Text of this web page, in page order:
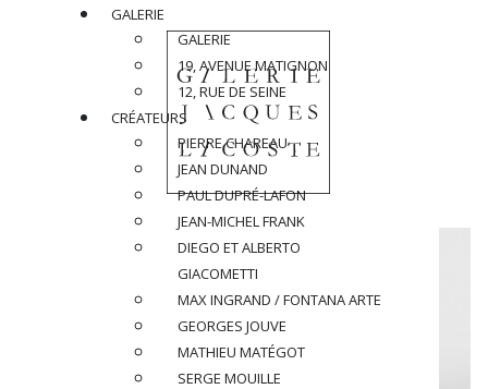
GALERIE
GALERIE
19, AVENUE MATIGNON
12, RUE DE SEINE
CRÉATEURS
PIERRE CHAREAU
JEAN DUNAND
PAUL DUPRÉ-LAFON
JEAN-MICHEL FRANK
DIEGO ET ALBERTO
GIACOMETTI
MAX INGRAND / FONTANA ARTE
GEORGES JOUVE
MATHIEU MATÉGOT
SERGE MOUILLE